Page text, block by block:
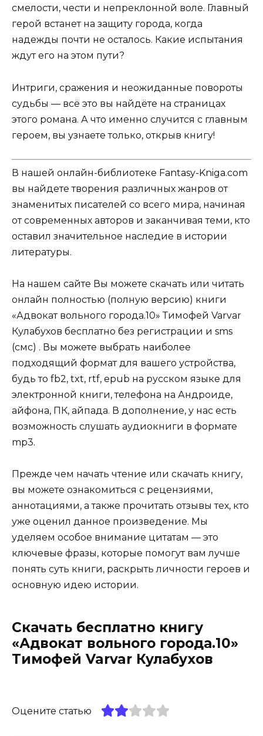
смелости, чести и непреклонной воле. Главный
герой встанет на защиту города, когда
надежды почти не осталось. Какие испытания
ждут его на этом пути?
Интриги, сражения и неожиданные повороты
судьбы — всё это вы найдёте на страницах
этого романа. А что именно случится с главным
героем, вы узнаете только, открыв книгу!
В нашей онлайн-библиотеке Fantasy-Kniga.com
вы найдете творения различных жанров от
знаменитых писателей со всего мира, начиная
от современных авторов и заканчивая теми, кто
оставил значительное наследие в истории
литературы.
На нашем сайте Вы можете скачать или читать
онлайн полностью (полную версию) книги
«Адвокат вольного города.10» Тимофей Varvar
Кулабухов бесплатно без регистрации и sms
(смс) . Вы можете выбрать наиболее
подходящий формат для вашего устройства,
будь то fb2, txt, rtf, epub на русском языке для
электронной книги, телефона на Андроиде,
айфона, ПК, айпада. В дополнение, у нас есть
возможность слушать аудиокниги в формате
mp3.
Прежде чем начать чтение или скачать книгу,
вы можете ознакомиться с рецензиями,
аннотациями, а также прочитать отзывы тех, кто
уже оценил данное произведение. Мы
уделяем особое внимание цитатам — это
ключевые фразы, которые помогут вам лучше
понять суть книги, раскрыть личности героев и
основную идею истории.
Скачать бесплатно книгу
«Адвокат вольного города.10»
Тимофей Varvar Кулабухов
Оцените статью